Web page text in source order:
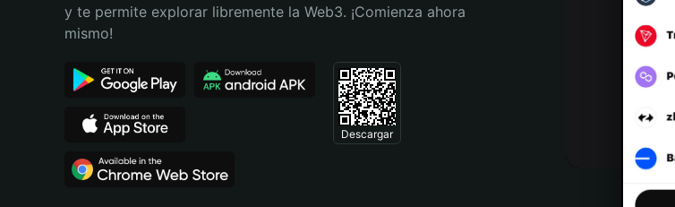
y te permite explorar libremente la Web3. ¡Comienza ahora
mismo!
Descargar